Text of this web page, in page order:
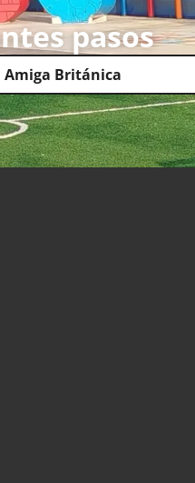
pasos
Amiga Británica